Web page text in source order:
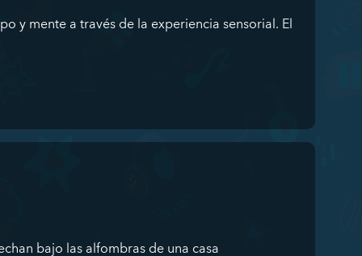
y mente a través de la experiencia sensorial. El
bajo las alfombras de una casa